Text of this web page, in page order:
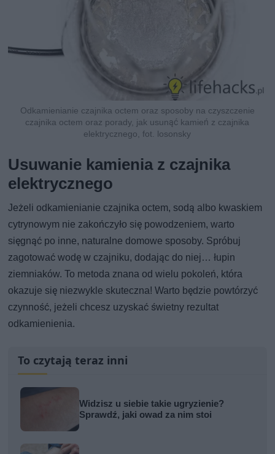
Odkamienianie czajnika octem oraz sposoby na czyszczenie
czajnika octem oraz porady, jak usunąć kamień z czajnika
elektrycznego, fot. losonsky
Usuwanie kamienia z czajnika
elektrycznego
Jeżeli odkamienianie czajnika octem, sodą albo kwaskiem
cytrynowym nie zakończyło się powodzeniem, warto
sięgnąć po inne, naturalne domowe sposoby. Spróbuj
zagotować wodę w czajniku, dodając do niej… łupin
ziemniaków. To metoda znana od wielu pokoleń, która
okazuje się niezwykle skuteczna! Warto będzie powtórzyć
czynność, jeżeli chcesz uzyskać świetny rezultat
odkamienienia.
To czytają teraz inni
Widzisz u siebie takie ugryzienie?
Sprawdź, jaki owad za nim stoi